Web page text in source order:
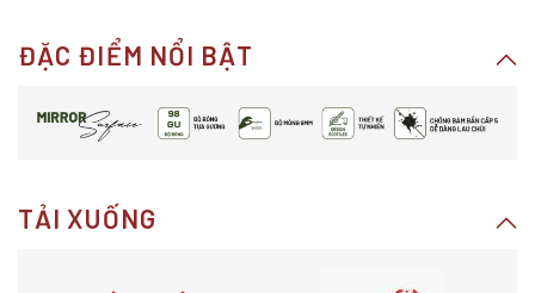
ĐẶC ĐIỂM NỔI BẬT
TẢI XUỐNG